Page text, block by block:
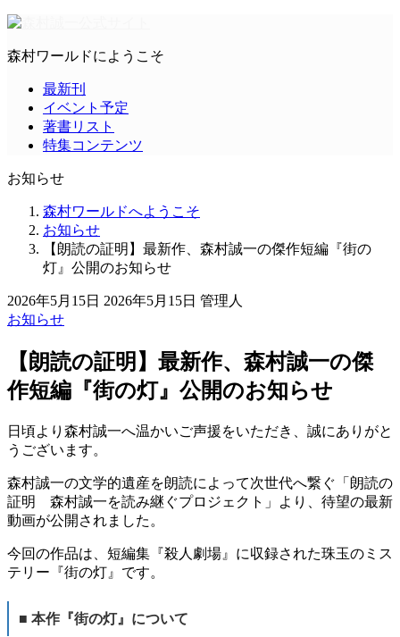
森村ワールドにようこそ
最新刊
イベント予定
著書リスト
特集コンテンツ
お知らせ
森村ワールドへようこそ
お知らせ
【朗読の証明】最新作、森村誠一の傑作短編『街の
灯』公開のお知らせ
2026年5月15日 2026年5月15日 管理人
お知らせ
【朗読の証明】最新作、森村誠一の傑
作短編『街の灯』公開のお知らせ
日頃より森村誠一へ温かいご声援をいただき、誠にありがと
うございます。
森村誠一の文学的遺産を朗読によって次世代へ繋ぐ「朗読の
証明 森村誠一を読み継ぐプロジェクト」より、待望の最新
動画が公開されました。
今回の作品は、短編集『殺人劇場』に収録された珠玉のミス
テリー『街の灯』です。
■ 本作『街の灯』について